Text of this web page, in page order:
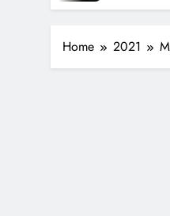
Home 2021